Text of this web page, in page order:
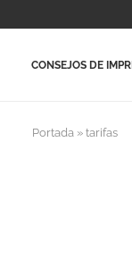
CONSEJOS DE
Portada » tarifas